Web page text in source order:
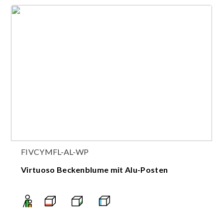
FIVCYMFL-AL-WP
Virtuoso Beckenblume mit Alu-Posten